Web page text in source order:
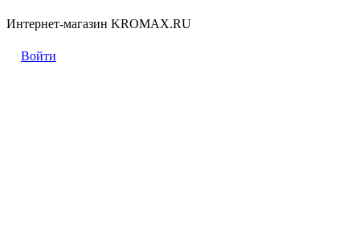
Интернет-магазин KROMAX.RU
Войти